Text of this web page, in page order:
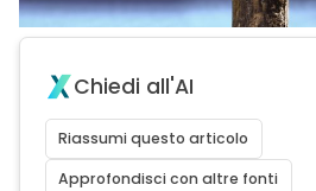
Chiedi all'AI
Riassumi questo articolo
Approfondisci con altre fonti